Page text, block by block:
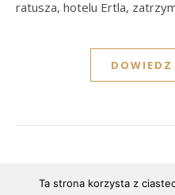
ratusza, hotelu Ertla,
DOWIEDZ
Ta strona korzysta z